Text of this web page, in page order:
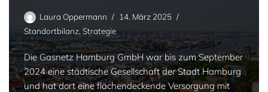
Laura Oppermann
14. März 2025
Standortbilanz, Strategie
Die Gasnetz Hamburg GmbH war bis zum September
2024 eine städtische Gesellschaft der Stadt Hamburg
und hat dort eine flächendeckende Versorgung mit